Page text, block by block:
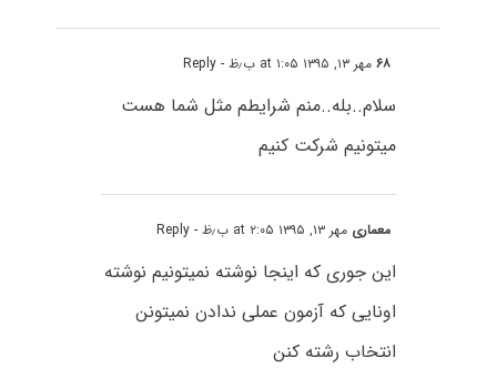
۶۸مهر ۱۳, ۱۳۹۵ at ۱:۰۵ ب٫ظ - Reply
سلام..بله..منم شرایطم مثل شما هست
میتونیم شرکت کنیم
معماری مهر ۱۳, ۱۳۹۵ at ۲:۰۵ ب٫ظ - Reply
این جورى که اینجا نوشته نمیتونیم نوشته
اونایی که آزمون عملى ندادن نمیتونن
انتخاب رشته کنن